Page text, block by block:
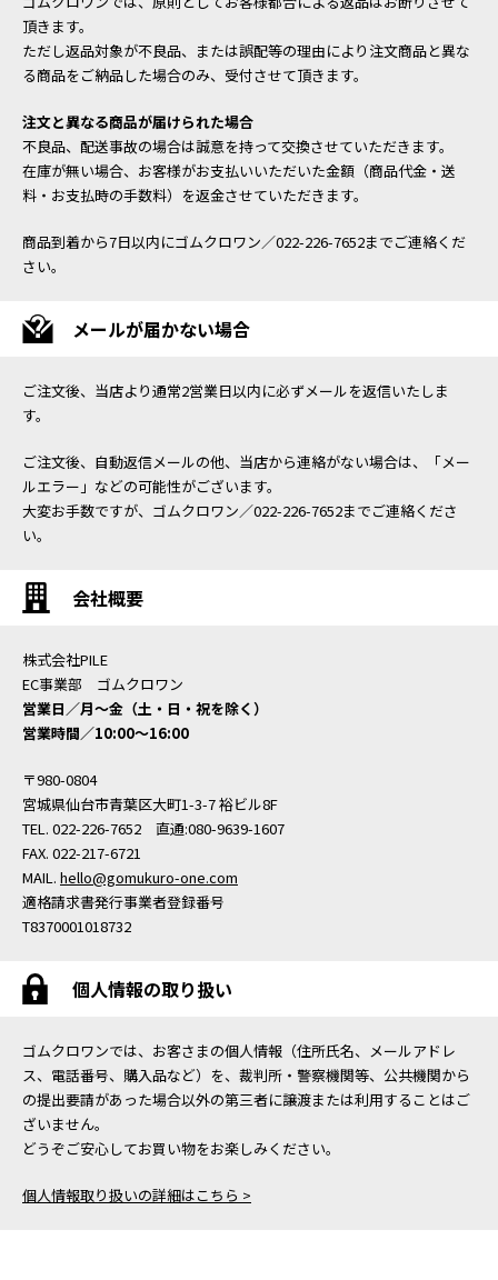
頂きます。
ただし返品対象が不良品、または誤配等の理由により注文商品と異な
る商品をご納品した場合のみ、受付させて頂きます。
注文と異なる商品が届けられた場合
不良品、配送事故の場合は誠意を持って交換させていただきます。
在庫が無い場合、お客様がお支払いいただいた金額（商品代金・送
料・お支払時の手数料）を返金させていただきます。
商品到着から7日以内にゴムクロワン／022-226-7652までご連絡くだ
さい。
メールが届かない場合
ご注文後、当店より通常2営業日以内に必ずメールを返信いたしま
す。
ご注文後、自動返信メールの他、当店から連絡がない場合は、「メー
ルエラー」などの可能性がございます。
大変お手数ですが、ゴムクロワン／022-226-7652までご連絡くださ
い。
会社概要
株式会社PILE
EC事業部 ゴムクロワン
営業日／月〜金（土・日・祝を除く）
営業時間／10:00〜16:00
〒980-0804
宮城県仙台市青葉区大町1-3-7 裕ビル8F
TEL. 022-226-7652 直通:080-9639-1607
FAX. 022-217-6721
MAIL. hello@gomukuro-one.com
適格請求書発行事業者登録番号
T8370001018732
個人情報の取り扱い
ゴムクロワンでは、お客さまの個人情報（住所氏名、メールアドレ
ス、電話番号、購入品など）を、裁判所・警察機関等、公共機関から
の提出要請があった場合以外の第三者に譲渡または利用することはご
ざいません。
どうぞご安心してお買い物をお楽しみください。
個人情報取り扱いの詳細はこちら >